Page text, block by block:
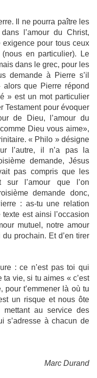
Il ne pourra paître les
l’amour du Christ,
pour tous ceux
en particulier). Le
dans le grec, pour les
demande à Pierre s’il
alors que Pierre répond
» est un mot particulier
Testament pour évoquer
de Dieu, l’amour du
Dieu vous aime»,
« Philo » désigne
l’autre, il n’a pas la
demande, Jésus
pas compris que les
sur l’amour que l’on
demande donc,
: as-tu une relation
texte est ainsi l’occasion
mutuel, notre amour
prochain. Et d’en tirer
: ce n’est pas toi qui
vie, si tu aimes « c’est
pour t’emmener là où tu
un risque et nous ôte
mettant au service des
s’adresse à chacun de
Marc Durand